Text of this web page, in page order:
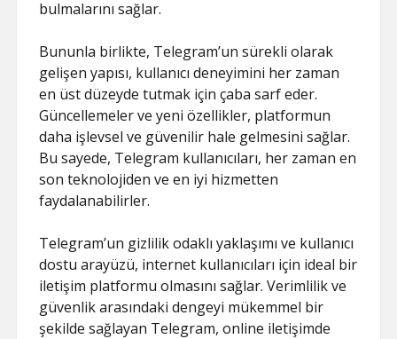
bulmalarını sağlar.
Bununla birlikte, Telegram’un sürekli olarak
gelişen yapısı, kullanıcı deneyimini her zaman
en üst düzeyde tutmak için çaba sarf eder.
Güncellemeler ve yeni özellikler, platformun
daha işlevsel ve güvenilir hale gelmesini sağlar.
Bu sayede, Telegram kullanıcıları, her zaman en
son teknolojiden ve en iyi hizmetten
faydalanabilirler.
Telegram’un gizlilik odaklı yaklaşımı ve kullanıcı
dostu arayüzü, internet kullanıcıları için ideal bir
iletişim platformu olmasını sağlar. Verimlilik ve
güvenlik arasındaki dengeyi mükemmel bir
şekilde sağlayan Telegram, online iletişimde